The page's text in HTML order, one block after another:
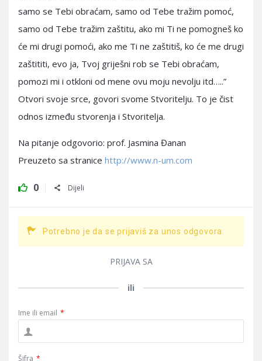
samo se Tebi obraćam, samo od Tebe tražim pomoć,
samo od Tebe tražim zaštitu, ako mi Ti ne pomogneš ko
će mi drugi pomoći, ako me Ti ne zaštitiš, ko će me drugi
zaštititi, evo ja, Tvoj griješni rob se Tebi obraćam,
pomozi mi i otkloni od mene ovu moju nevolju itd…..”
Otvori svoje srce, govori svome Stvoritelju. To je čist
odnos između stvorenja i Stvoritelja.
Na pitanje odgovorio: prof. Jasmina Đanan
Preuzeto sa stranice http://www.n-um.com
0 Dijeli
Potrebno je da se prijaviš za unos odgovora.
PRIJAVA SA
ili
Ime ili email *
Šifra *